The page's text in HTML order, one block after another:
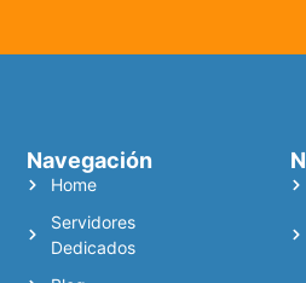
Navegación
Home
Servidores
Dedicados